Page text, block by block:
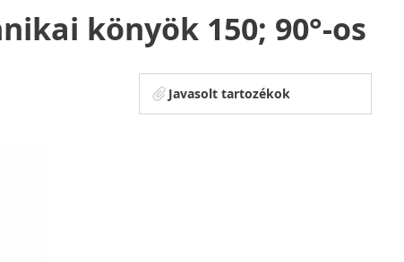
könyök 150; 90°-os
Javasolt tartozékok